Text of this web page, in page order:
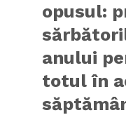
opusul:
anului
totul în